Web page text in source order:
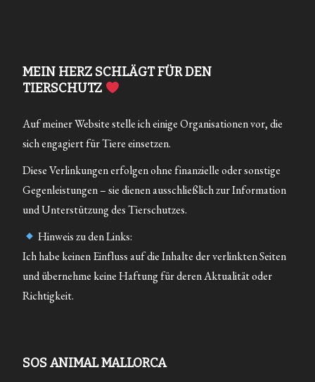
MEIN HERZ SCHLÄGT FÜR DEN
TIERSCHUTZ
Auf meiner Website stelle ich einige Organisationen vor, die
sich engagiert für Tiere einsetzen.
Diese Verlinkungen erfolgen ohne finanzielle oder sonstige
Gegenleistungen – sie dienen ausschließlich zur Information
und Unterstützung des Tierschutzes.
Hinweis zu den Links:
Ich habe keinen Einfluss auf die Inhalte der verlinkten Seiten
und übernehme keine Haftung für deren Aktualität oder
Richtigkeit.
SOS ANIMAL MALLORCA